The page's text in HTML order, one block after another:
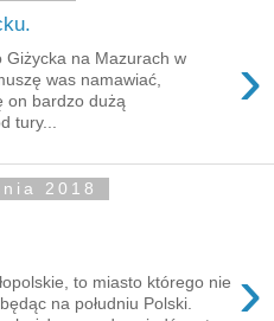
›
Giżycka na Mazurach w
was namawiać,
on bardzo dużą
tury...
2018
›
to miasto którego nie
na południu Polski.